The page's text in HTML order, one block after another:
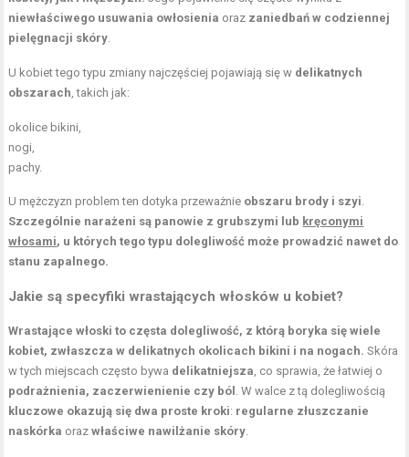
niewłaściwego usuwania owłosienia oraz zaniedbań w codziennej
pielęgnacji skóry.
U kobiet tego typu zmiany najczęściej pojawiają się w delikatnych
obszarach, takich jak:
okolice bikini,
nogi,
pachy.
U mężczyzn problem ten dotyka przeważnie obszaru brody i szyi.
Szczególnie narażeni są panowie z grubszymi lub kręconymi
włosami, u których tego typu dolegliwość może prowadzić nawet do
stanu zapalnego.
Jakie są specyfiki wrastających włosków u kobiet?
Wrastające włoski to częsta dolegliwość, z którą boryka się wiele
kobiet, zwłaszcza w delikatnych okolicach bikini i na nogach. Skóra
w tych miejscach często bywa delikatniejsza, co sprawia, że łatwiej o
podrażnienia, zaczerwienienie czy ból . W walce z tą dolegliwością
kluczowe okazują się dwa proste kroki: regularne złuszczanie
naskórka orazwłaściwe nawilżanie skóry.